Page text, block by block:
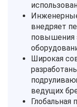
внедряет
повышения
Широкая
ведущих
Глобальная